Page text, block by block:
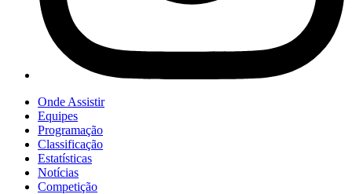
Onde Assistir
Equipes
Programação
Classificação
Estatísticas
Notícias
Competição